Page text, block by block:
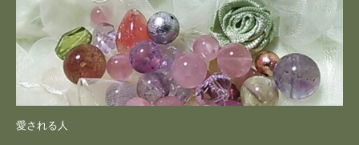
愛される人